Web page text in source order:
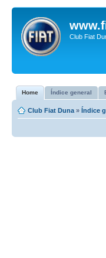
Club Fiat
Home Índice general
Club Fiat Duna » Índice